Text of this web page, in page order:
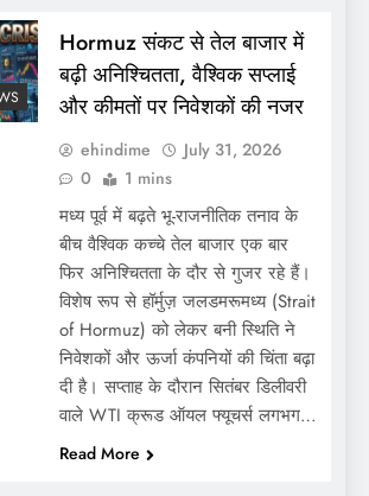
Hormuz संकट से तेल बाजार में
बढ़ी अनिश्चितता, वैश्विक सप्लाई
और कीमतों पर निवेशकों की नजर
ehindime
July 31, 2026
0
1 mins
मध्य पूर्व में बढ़ते भू-राजनीतिक तनाव के
बीच वैश्विक कच्चे तेल बाजार एक बार
फिर अनिश्चितता के दौर से गुजर रहे हैं।
विशेष रूप से हॉर्मुज़ जलडमरूमध्य (Strait
of Hormuz) को लेकर बनी स्थिति ने
निवेशकों और ऊर्जा कंपनियों की चिंता बढ़ा
दी है। सप्ताह के दौरान सितंबर डिलीवरी
वाले WTI क्रूड ऑयल फ्यूचर्स लगभग…
Read More